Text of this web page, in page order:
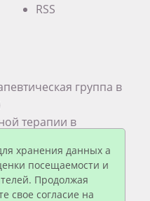
RSS
группа в
терапии в
хранения данных а
посещаемости и
Продолжая
свое согласие на